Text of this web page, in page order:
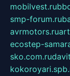
mobilvest.ru
smp-forum.ru
avrmotors.ru
ecostep-
sko.com.ru